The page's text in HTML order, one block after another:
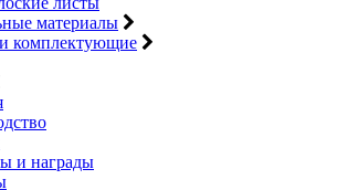
материалы
комплектующие
и награды